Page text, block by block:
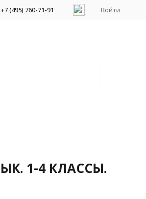
+7 (495) 760-71-91 Войти
1-4 КЛАССЫ.